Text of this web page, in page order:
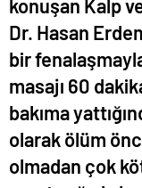
konuşan Kalp
Dr. Hasan
bir
masajı 60
bakıma
olarak ölüm
olmadan çok